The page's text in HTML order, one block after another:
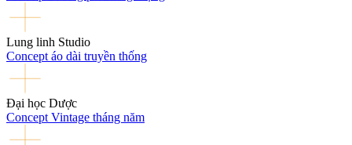
Lung linh Studio
Concept áo dài truyền thống
Đại học Dược
Concept Vintage tháng năm